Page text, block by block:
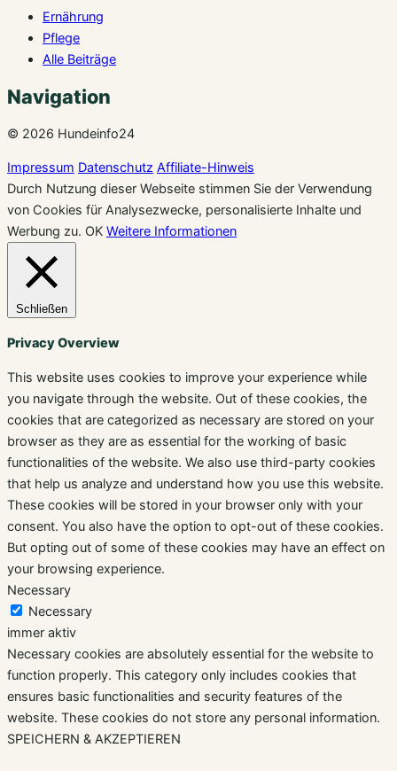
Ernährung
Pflege
Alle Beiträge
Navigation
© 2026 Hundeinfo24
Impressum Datenschutz Affiliate-Hinweis
Durch Nutzung dieser Webseite stimmen Sie der Verwendung
von Cookies für Analysezwecke, personalisierte Inhalte und
Werbung zu. OK Weitere Informationen
Schließen
Privacy Overview
This website uses cookies to improve your experience while
you navigate through the website. Out of these cookies, the
cookies that are categorized as necessary are stored on your
browser as they are as essential for the working of basic
functionalities of the website. We also use third-party cookies
that help us analyze and understand how you use this website.
These cookies will be stored in your browser only with your
consent. You also have the option to opt-out of these cookies.
But opting out of some of these cookies may have an effect on
your browsing experience.
Necessary
Necessary
immer aktiv
Necessary cookies are absolutely essential for the website to
function properly. This category only includes cookies that
ensures basic functionalities and security features of the
website. These cookies do not store any personal information.
SPEICHERN & AKZEPTIEREN